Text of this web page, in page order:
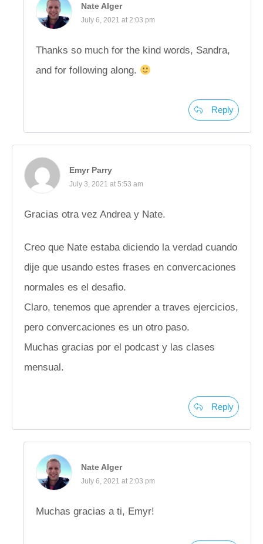
Nate Alger
July 6, 2021 at 2:03 pm
Thanks so much for the kind words, Sandra,
and for following along.
Reply
Emyr Parry
July 3, 2021 at 5:53 am
Gracias otra vez Andrea y Nate.
Creo que Nate estaba diciendo la verdad cuando
dije que usando estes frases en convercaciones
normales es el desafio.
Claro, tenemos que aprender a traves ejercicios,
pero convercaciones es un otro paso.
Muchas gracias por el podcast y las clases
mensual.
Reply
Nate Alger
July 6, 2021 at 2:03 pm
Muchas gracias a ti, Emyr!